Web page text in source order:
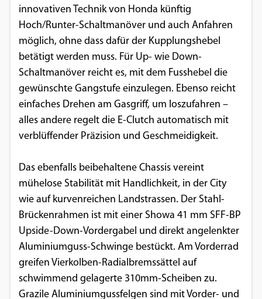
innovativen Technik von Honda künftig
Hoch/Runter-Schaltmanöver und auch Anfahren
möglich, ohne dass dafür der Kupplungshebel
betätigt werden muss. Für Up- wie Down-
Schaltmanöver reicht es, mit dem Fusshebel die
gewünschte Gangstufe einzulegen. Ebenso reicht
einfaches Drehen am Gasgriff, um loszufahren –
alles andere regelt die E-Clutch automatisch mit
verblüffender Präzision und Geschmeidigkeit.
Das ebenfalls beibehaltene Chassis vereint
mühelose Stabilität mit Handlichkeit, in der City
wie auf kurvenreichen Landstrassen. Der Stahl-
Brückenrahmen ist mit einer Showa 41 mm SFF-BP
Upside-Down-Vordergabel und direkt angelenkter
Aluminiumguss-Schwinge bestückt. Am Vorderrad
greifen Vierkolben-Radialbremssättel auf
schwimmend gelagerte 310mm-Scheiben zu.
Grazile Aluminiumgussfelgen sind mit Vorder- und